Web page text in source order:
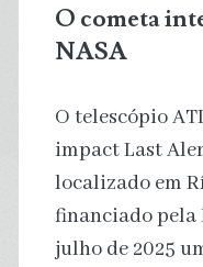
O cometa
NASA
O telescópio
impact Last
localizado em
financiado pela
julho de 2025